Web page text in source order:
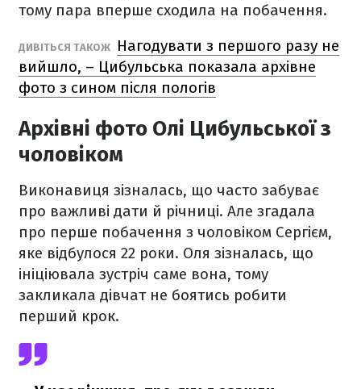
тому пара вперше сходила на побачення.
ДИВІТЬСЯ ТАКОЖ
Нагодувати з першого разу не
вийшло, – Цибульська показала архівне
фото з сином після пологів
Архівні фото Олі Цибульської з
чоловіком
Виконавиця зізналась, що часто забуває
про важливі дати й річниці. Але згадала
про перше побачення з чоловіком Сергієм,
яке відбулося 22 роки. Оля зізналась, що
ініціювала зустріч саме вона, тому
закликала дівчат не боятись робити
перший крок.